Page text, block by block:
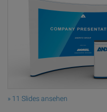
» 11 Slides ansehen